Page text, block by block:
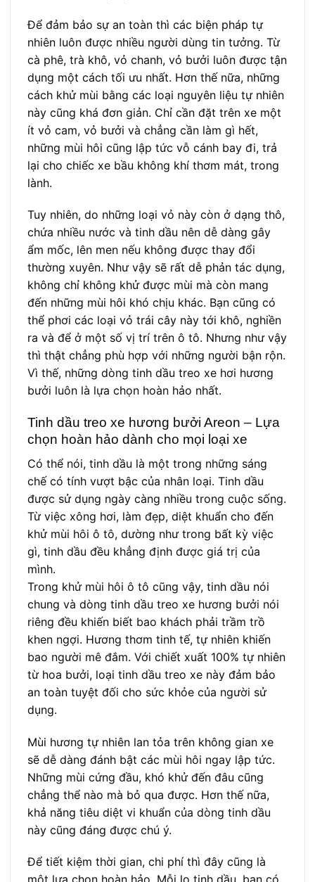
Để đảm bảo sự an toàn thì các biện pháp tự
nhiên luôn được nhiều người dùng tin tưởng. Từ
cà phê, trà khô, vỏ chanh, vỏ bưởi luôn được tận
dụng một cách tối ưu nhất. Hơn thế nữa, những
cách khử mùi bằng các loại nguyên liệu tự nhiên
này cũng khá đơn giản. Chỉ cần đặt trên xe một
ít vỏ cam, vỏ bưởi và chẳng cần làm gì hết,
những mùi hôi cũng lập tức vỗ cánh bay đi, trả
lại cho chiếc xe bầu không khí thơm mát, trong
lành.
Tuy nhiên, do những loại vỏ này còn ở dạng thô,
chứa nhiều nước và tinh dầu nên dễ dàng gây
ẩm mốc, lên men nếu không được thay đổi
thường xuyên. Như vậy sẽ rất dễ phản tác dụng,
không chỉ không khử được mùi mà còn mang
đến những mùi hôi khó chịu khác. Bạn cũng có
thể phơi các loại vỏ trái cây này tới khô, nghiền
ra và để ở một số vị trí trên ô tô. Nhưng như vậy
thì thật chẳng phù hợp với những người bận rộn.
Vì thế, những dòng tinh dầu treo xe hơi hương
bưởi luôn là lựa chọn hoàn hảo nhất.
Tinh dầu treo xe hương bưởi Areon – Lựa
chọn hoàn hảo dành cho mọi loại xe
Có thể nói, tinh dầu là một trong những sáng
chế có tính vượt bậc của nhân loại. Tinh dầu
được sử dụng ngày càng nhiều trong cuộc sống.
Từ việc xông hơi, làm đẹp, diệt khuẩn cho đến
khử mùi hôi ô tô, dường như trong bất kỳ việc
gì, tinh dầu đều khẳng định được giá trị của
mình.
Trong khử mùi hôi ô tô cũng vậy, tinh dầu nói
chung và dòng tinh dầu treo xe hương bưởi nói
riêng đều khiến biết bao khách phải trầm trồ
khen ngợi. Hương thơm tinh tế, tự nhiên khiến
bao người mê đắm. Với chiết xuất 100% tự nhiên
từ hoa bưởi, loại tinh dầu treo xe này đảm bảo
an toàn tuyệt đối cho sức khỏe của người sử
dụng.
Mùi hương tự nhiên lan tỏa trên không gian xe
sẽ dễ dàng đánh bật các mùi hôi ngay lập tức.
Những mùi cứng đầu, khó khử đến đâu cũng
chẳng thể nào mà bỏ qua được. Hơn thế nữa,
khả năng tiêu diệt vi khuẩn của dòng tinh dầu
này cũng đáng được chú ý.
Để tiết kiệm thời gian, chi phí thì đây cũng là